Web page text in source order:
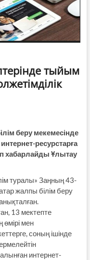
тыйым
беру мекемесінде
ресурстарға
хабарлайды Ұлытау
туралы» Заңның 43-
жалпы білім беру
13 мектепте
мен
соның ішінде
интернет-